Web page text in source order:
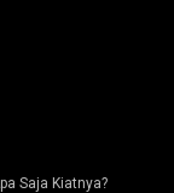
Saja Kiatnya?